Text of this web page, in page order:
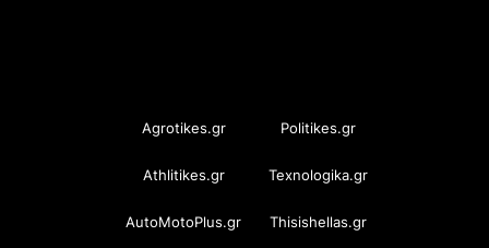
Agrotikes.gr Politikes.gr
Athlitikes.gr Texnologika.gr
AutoMotoPlus.gr Thisishellas.gr